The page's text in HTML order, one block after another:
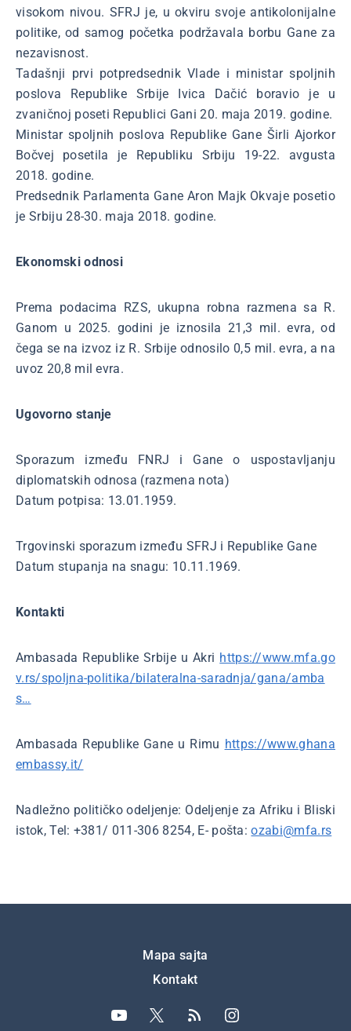
visokom nivou. SFRJ je, u okviru svoje antikolonijalne
politike, od samog početka podržavala borbu Gane za
nezavisnost.
Tadašnji prvi potpredsednik Vlade i ministar spoljnih
poslova Republike Srbije Ivica Dačić boravio je u
zvaničnoj poseti Republici Gani 20. maja 2019. godine.
Ministar spoljnih poslova Republike Gane Širli Ajorkor
Bočvej posetila je Republiku Srbiju 19-22. avgusta
2018. godine.
Predsednik Parlamenta Gane Aron Majk Okvaje posetio
je Srbiju 28-30. maja 2018. godine.
Ekonomski odnosi
Prema podacima RZS, ukupna robna razmena sa R.
Ganom u 2025. godini je iznosila 21,3 mil. evra, od
čega se na izvoz iz R. Srbije odnosilo 0,5 mil. evra, a na
uvoz 20,8 mil evra.
Ugovorno stanje
Sporazum između FNRJ i Gane o uspostavljanju
diplomatskih odnosa (razmena nota)
Datum potpisa: 13.01.1959.
Trgovinski sporazum između SFRJ i Republike Gane
Datum stupanja na snagu: 10.11.1969.
Kontakti
Ambasada Republike Srbije u Akri https://www.mfa.go
v.rs/spoljna-politika/bilateralna-saradnja/gana/amba
s…
Ambasada Republike Gane u Rimu https://www.ghana
embassy.it/
Nadležno političko odeljenje: Odeljenje za Afriku i Bliski
istok, Tel: +381/ 011-306 8254, E- pošta:ozabi@mfa.rs
Mapa sajta
Kontakt